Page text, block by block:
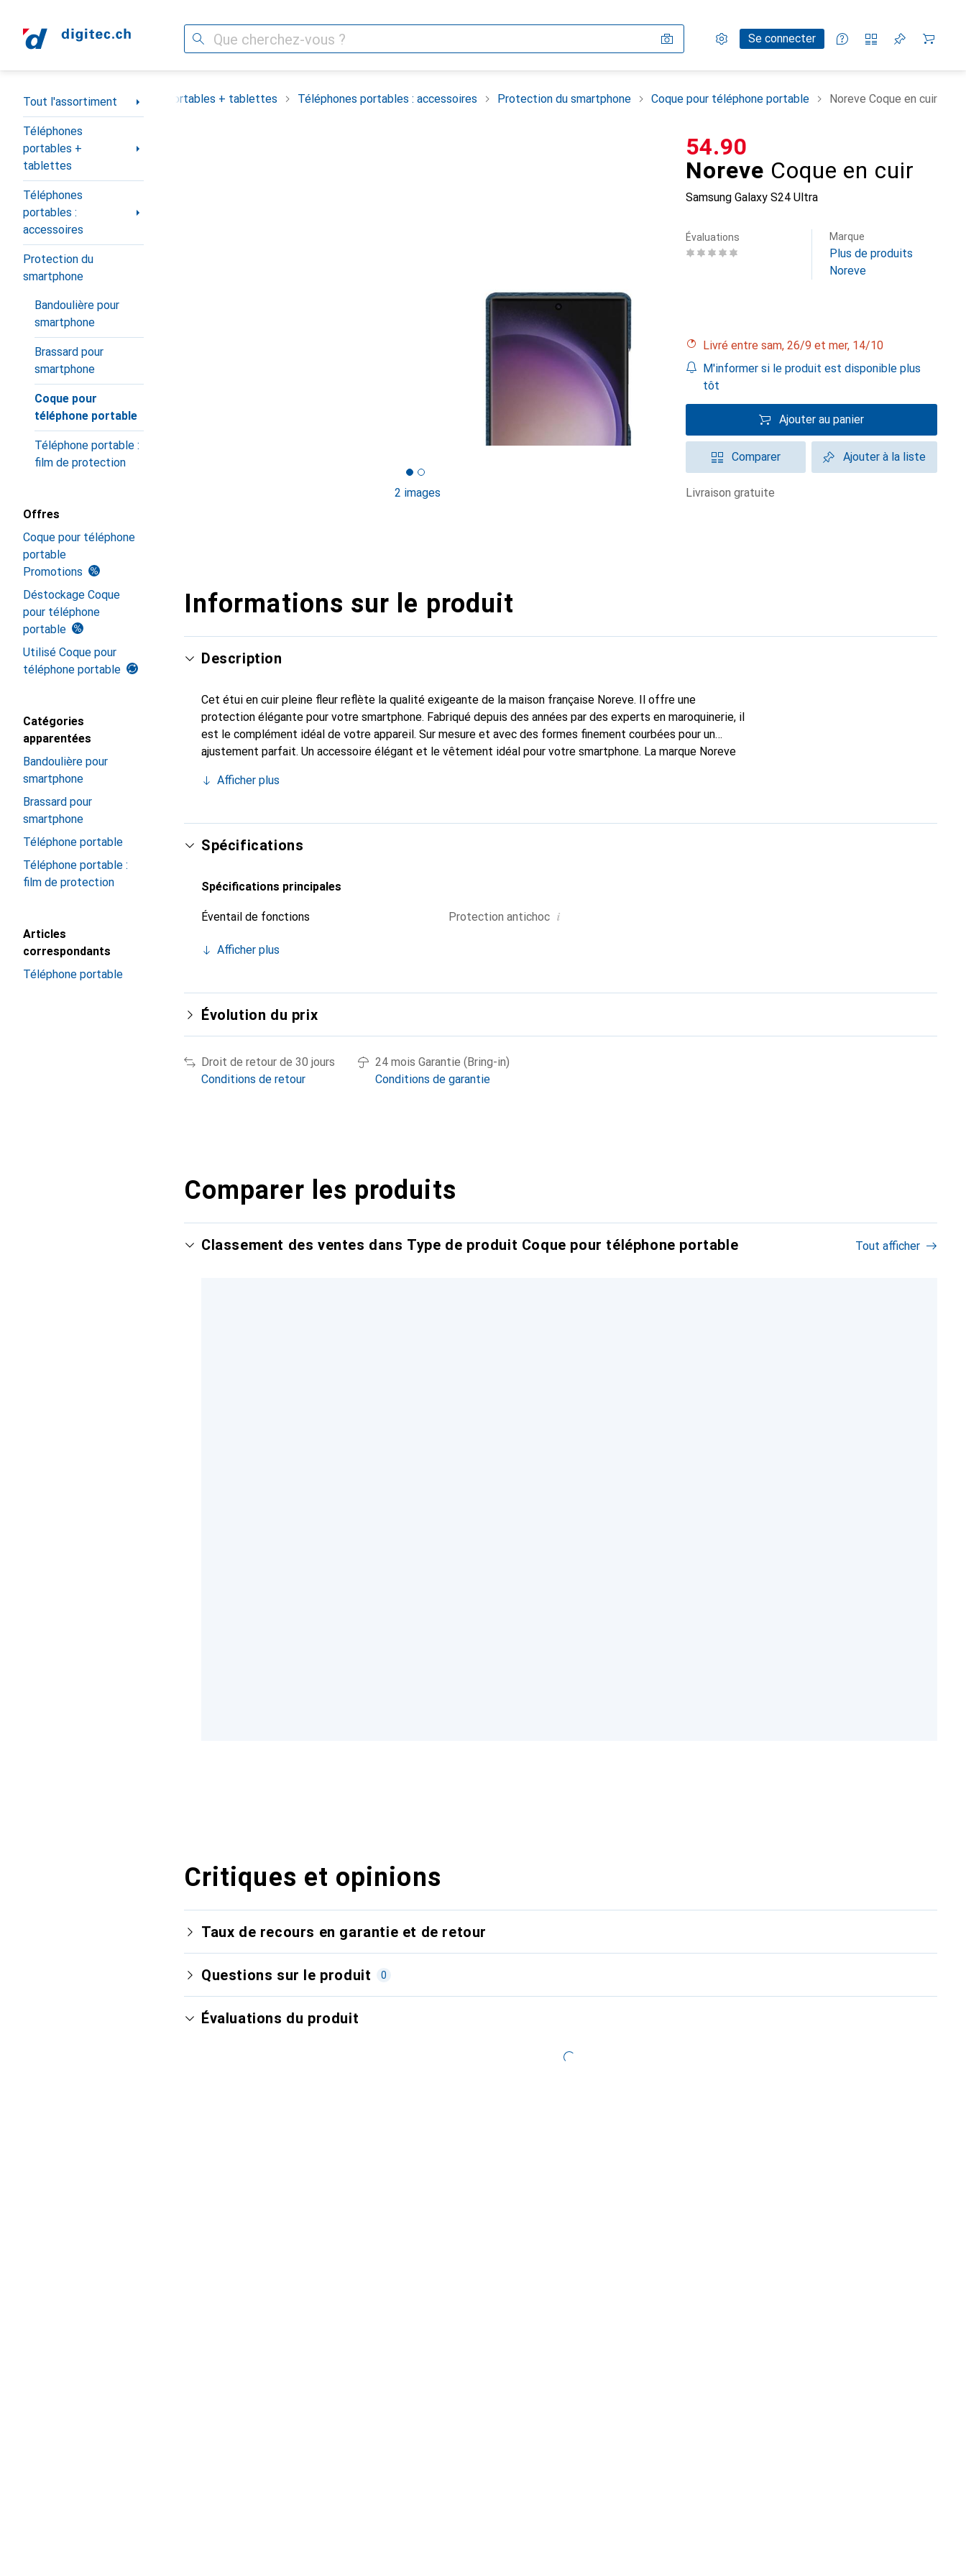
Recherche Paramètres
Compte clientSe connecter
Listes de comparaison
Listes d'envies
Panier
Navigation par catégorie
Tout l'assortiment
Téléphones
portables +
tablettes
Téléphones
portables :
accessoires
Protection du
smartphone
Bandoulière pour
smartphone
Brassard pour
smartphone
Coque pour
téléphone portable
Téléphone portable :
film de protection
Offres
Coque pour téléphone
portable
Promotions
Déstockage Coque
pour téléphone
portable
Utilisé Coque pour
téléphone portable
Catégories
apparentées
Bandoulière pour
smartphone
Brassard pour
smartphone
Téléphone portable
Téléphone portable :
film de protection
Articles
correspondants
Téléphone portable
l'assortiment Téléphones portables + tablettes Téléphones portables : accessoires Protection du smartphone Coque pour téléphone portable Noreve Coque en cuir
2 images
Noreve Coque en cuir
Samsung Galaxy S24 Ultra
CHF
54.90
Évaluations Marque
Plus de produits
Noreve
Livré entre sam, 26/9 et mer, 14/10
M'informer si le produit est disponible plus
tôt
Ajouter au panier
Comparer Ajouter à la liste
livraison gratuite
Informations sur le produit
Description
Cet étui en cuir pleine fleur reflète la qualité exigeante de la maison française Noreve. Il offre une
protection élégante pour votre smartphone. Fabriqué depuis des années par des experts en maroquinerie, il
est le complément idéal de votre appareil. Sur mesure et avec des formes finement courbées pour un
ajustement parfait. Un accessoire élégant et le vêtement idéal pour votre smartphone. La marque Noreve
le client exigeant.
Afficher plus
Spécifications
Spécifications principales
Éventail de fonctions Protection antichoc i
Afficher plus
Évolution du prix
Droit de retour de 30 jours
Conditions de retour
24 mois Garantie (Bring-in)
Conditions de garantie
Comparer les produits
Classement des ventes dans Type de produit Coque pour téléphone portable Tout afficher
Critiques et opinions
Taux de recours en garantie et de retour
Questions sur le produit 0
Évaluations du produit